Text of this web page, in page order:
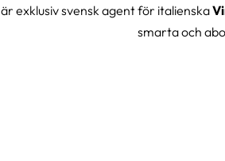
exklusiv svensk agent för italienska
smarta och